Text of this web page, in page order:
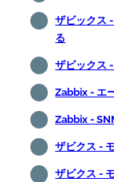
ザビックス
る
ザビックス
Zabbix - エ
Zabbix -
ザビクス -
ザビクス -